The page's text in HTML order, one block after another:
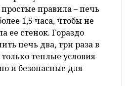
правила – печь
1,5 часа, чтобы не
ее стенок. Гораздо
печь два, три раза в
теплые условия
и безопасные для